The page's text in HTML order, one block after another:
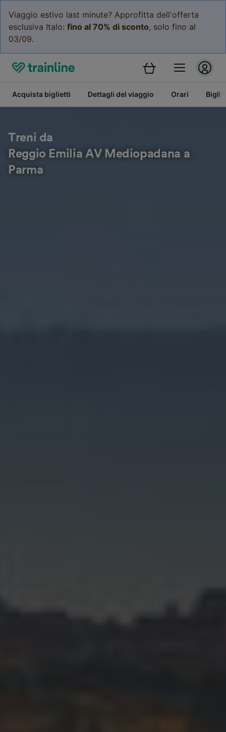
Viaggio estivo last minute? Approfitta dell'offerta
esclusiva Italo: fino al 70% di sconto, solo fino al
03/09.
Acquista biglietti Dettagli del viaggio Orari
Treni da
Reggio Emilia AV Mediopadana a
Parma